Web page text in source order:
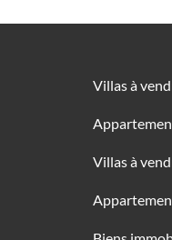
Villas à
Villas à